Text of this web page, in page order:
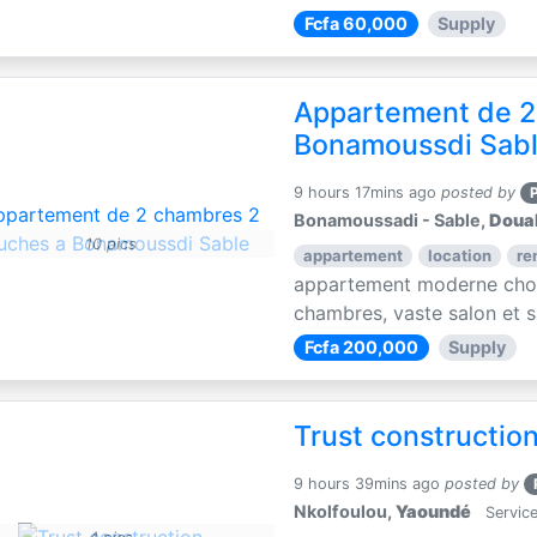
Fcfa 60,000 Supply
10 pics
Appartement de
Bonamoussdi
9 hours 17mins ago posted by
Bonamoussadi - Sable,
appartement location
appartement moderne
chambres, vaste salon et
Fcfa 200,000 Supply
Trust
9 hours 39mins ago posted by
Nkolfoulou,Yaoundé